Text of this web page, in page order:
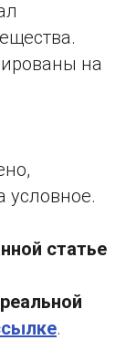
на
условное.
статье
реальной
.